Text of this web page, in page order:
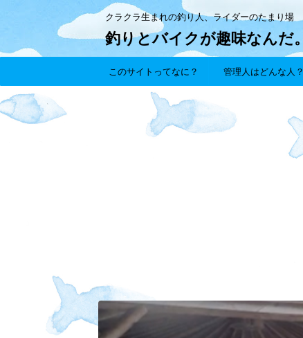
クラクラ生まれの釣り人、ライダーのたまり場
釣りとバイクが趣味なんだ。
このサイトってなに？ 管理人はどんな人？